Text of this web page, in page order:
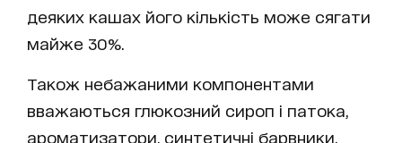
деяких кашах його кількість може сягати
майже 30%.
Також небажаними компонентами
вважаються глюкозний сироп і патока,
ароматизатори, синтетичні барвники,